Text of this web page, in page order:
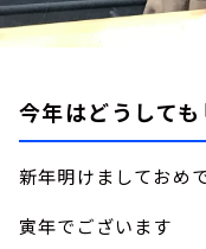
今年はどうしても
新年明けましておめ
寅年でございます